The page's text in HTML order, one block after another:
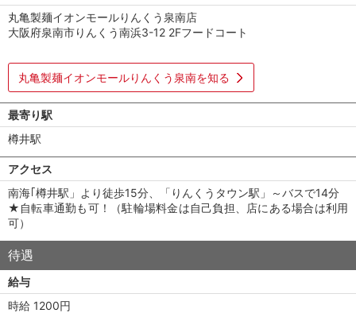
丸亀製麺イオンモールりんくう泉南店
大阪府泉南市りんくう南浜3-12 2Fフードコート
丸亀製麺イオンモールりんくう泉南を知る
最寄り駅
樽井駅
アクセス
南海｢樽井駅」より徒歩15分、「りんくうタウン駅」～バスで14分
★自転車通勤も可！（駐輪場料金は自己負担、店にある場合は利用
可）
待遇
給与
時給 1200円